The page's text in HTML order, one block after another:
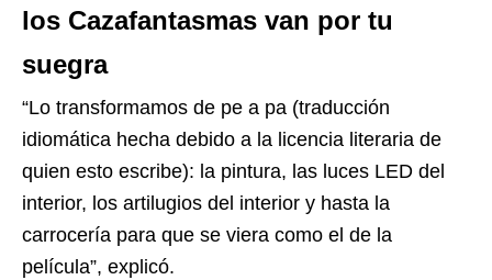
los Cazafantasmas van por tu
suegra
“Lo transformamos de pe a pa (traducción
idiomática hecha debido a la licencia literaria de
quien esto escribe): la pintura, las luces LED del
interior, los artilugios del interior y hasta la
carrocería para que se viera como el de la
película”, explicó.